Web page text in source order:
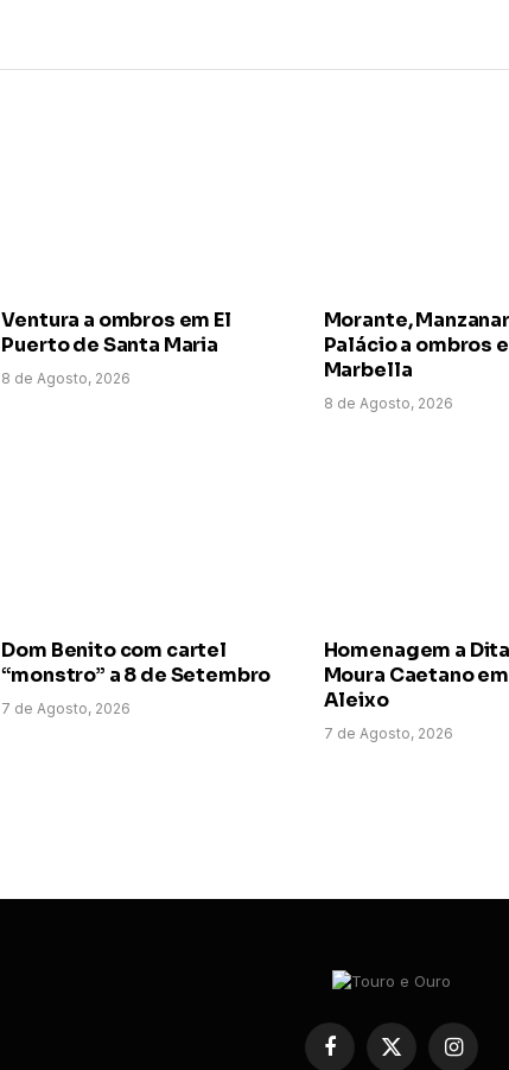
Ventura a ombros em El
Puerto de Santa Maria
8 de Agosto, 2026
Morante,
Palácio a ombros
Marbella
8 de Agosto, 2026
Dom Benito com cartel
“monstro” a 8 de Setembro
7 de Agosto, 2026
Homenagem a
Moura Caetano
Aleixo
7 de Agosto, 2026
Facebook
X